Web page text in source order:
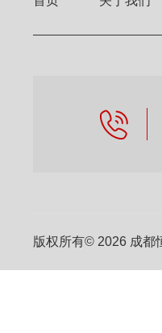
版权所有© 2026 成